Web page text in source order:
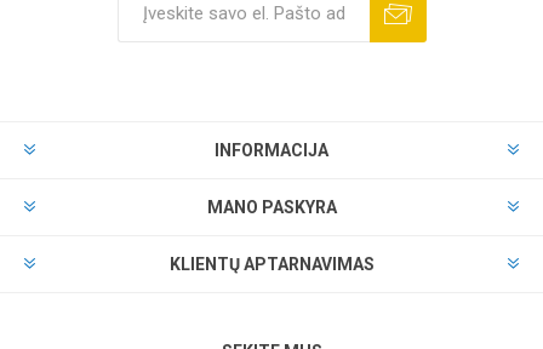
INFORMACIJA
MANO PASKYRA
KLIENTŲ APTARNAVIMAS